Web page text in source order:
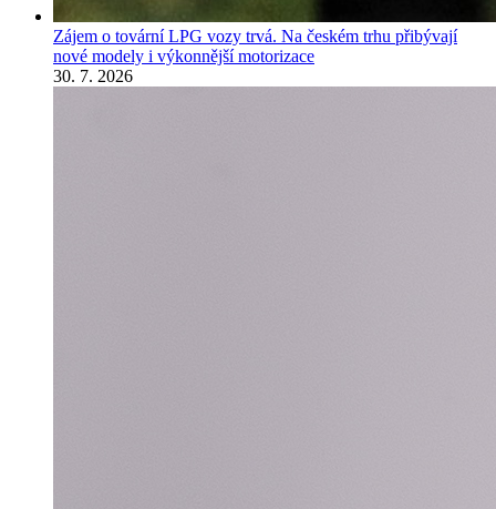
Zájem o tovární LPG vozy trvá. Na českém trhu přibývají
nové modely i výkonnější motorizace
30. 7. 2026